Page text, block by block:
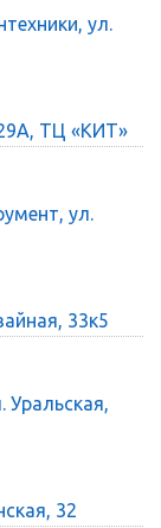
ул.
ТЦ «КИТ»
ул.
33к5
Уральская,
32